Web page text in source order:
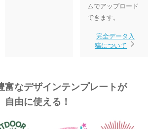
ムでアップロード
できます。
完全データ入
稿について
富なデザインテンプレートが
自由に使える！